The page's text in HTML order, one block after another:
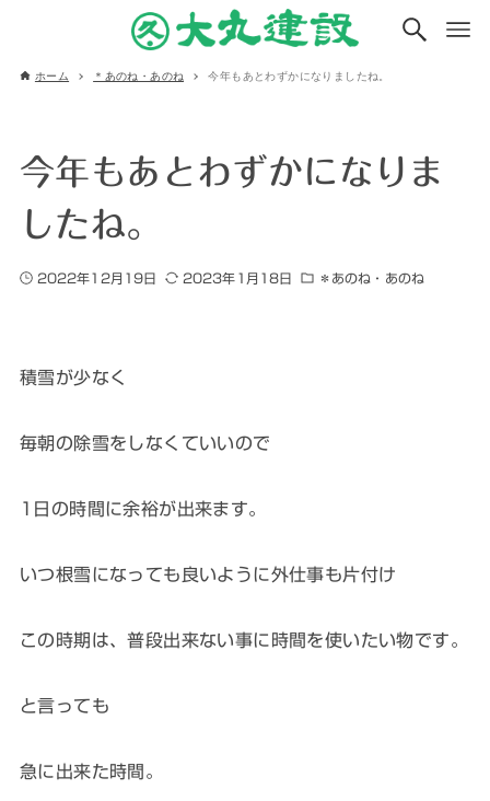
ホーム ＊あのね・あのね 今年もあとわずかになりましたね。
今年もあとわずかになりま
したね。
2022年12月19日 2023年1月18日 ＊あのね・あのね
積雪が少なく
毎朝の除雪をしなくていいので
1日の時間に余裕が出来ます。
いつ根雪になっても良いように外仕事も片付け
この時期は、普段出来ない事に時間を使いたい物です。
と言っても
急に出来た時間。